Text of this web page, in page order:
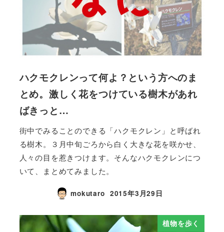
ハクモクレンって何よ？という方へのま
とめ。激しく花をつけている樹木があれ
ばきっと…
街中でみることのできる「ハクモクレン」と呼ばれ
る樹木。３月中旬ごろから白く大きな花を咲かせ、
人々の目を惹きつけます。そんなハクモクレンにつ
いて、まとめてみました。
mokutaro 2015年3月29日
植物を歩く